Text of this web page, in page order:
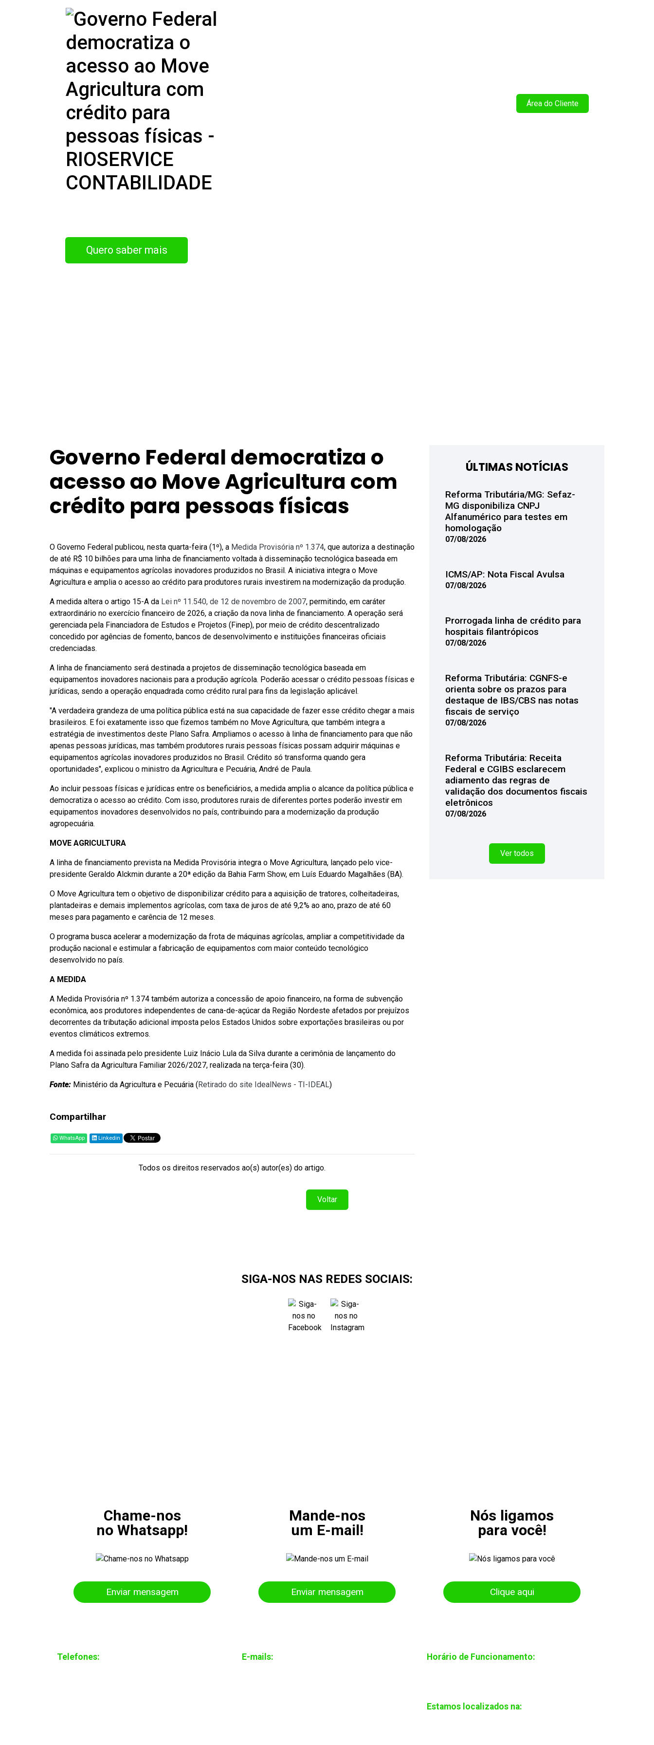
Área do Cliente
Contabilidade especializada
para Representantes Comerciais
Quero saber mais
Governo Federal democratiza o
acesso ao Move Agricultura com
crédito para pessoas físicas
O Governo Federal publicou, nesta quarta-feira (1º), a Medida Provisória nº 1.374, que autoriza a destinação
de até R$ 10 bilhões para uma linha de financiamento voltada à disseminação tecnológica baseada em
máquinas e equipamentos agrícolas inovadores produzidos no Brasil. A iniciativa integra o Move
Agricultura e amplia o acesso ao crédito para produtores rurais investirem na modernização da produção.
A medida altera o artigo 15-A da Lei nº 11.540, de 12 de novembro de 2007, permitindo, em caráter
extraordinário no exercício financeiro de 2026, a criação da nova linha de financiamento. A operação será
gerenciada pela Financiadora de Estudos e Projetos (Finep), por meio de crédito descentralizado
concedido por agências de fomento, bancos de desenvolvimento e instituições financeiras oficiais
credenciadas.
A linha de financiamento será destinada a projetos de disseminação tecnológica baseada em
equipamentos inovadores nacionais para a produção agrícola. Poderão acessar o crédito pessoas físicas e
jurídicas, sendo a operação enquadrada como crédito rural para fins da legislação aplicável.
"A verdadeira grandeza de uma política pública está na sua capacidade de fazer esse crédito chegar a mais
brasileiros. E foi exatamente isso que fizemos também no Move Agricultura, que também integra a
estratégia de investimentos deste Plano Safra. Ampliamos o acesso à linha de financiamento para que não
apenas pessoas jurídicas, mas também produtores rurais pessoas físicas possam adquirir máquinas e
equipamentos agrícolas inovadores produzidos no Brasil. Crédito só transforma quando gera
oportunidades", explicou o ministro da Agricultura e Pecuária, André de Paula.
Ao incluir pessoas físicas e jurídicas entre os beneficiários, a medida amplia o alcance da política pública e
democratiza o acesso ao crédito. Com isso, produtores rurais de diferentes portes poderão investir em
equipamentos inovadores desenvolvidos no país, contribuindo para a modernização da produção
agropecuária.
MOVE AGRICULTURA
A linha de financiamento prevista na Medida Provisória integra o Move Agricultura, lançado pelo vice-
presidente Geraldo Alckmin durante a 20ª edição da Bahia Farm Show, em Luís Eduardo Magalhães (BA).
O Move Agricultura tem o objetivo de disponibilizar crédito para a aquisição de tratores, colheitadeiras,
plantadeiras e demais implementos agrícolas, com taxa de juros de até 9,2% ao ano, prazo de até 60
meses para pagamento e carência de 12 meses.
O programa busca acelerar a modernização da frota de máquinas agrícolas, ampliar a competitividade da
produção nacional e estimular a fabricação de equipamentos com maior conteúdo tecnológico
desenvolvido no país.
A MEDIDA
A Medida Provisória nº 1.374 também autoriza a concessão de apoio financeiro, na forma de subvenção
econômica, aos produtores independentes de cana-de-açúcar da Região Nordeste afetados por prejuízos
decorrentes da tributação adicional imposta pelos Estados Unidos sobre exportações brasileiras ou por
eventos climáticos extremos.
A medida foi assinada pelo presidente Luiz Inácio Lula da Silva durante a cerimônia de lançamento do
Plano Safra da Agricultura Familiar 2026/2027, realizada na terça-feira (30).
Fonte: Ministério da Agricultura e Pecuária (Retirado do site IdealNews - TI-IDEAL)
Compartilhar
WhatsApp Linkedin
Todos os direitos reservados ao(s) autor(es) do artigo.
ÚLTIMAS NOTÍCIAS
Reforma Tributária/MG: Sefaz-
MG disponibiliza CNPJ
Alfanumérico para testes em
homologação
07/08/2026
ICMS/AP: Nota Fiscal Avulsa
07/08/2026
Prorrogada linha de crédito para
hospitais filantrópicos
07/08/2026
Reforma Tributária: CGNFS-e
orienta sobre os prazos para
destaque de IBS/CBS nas notas
fiscais de serviço
07/08/2026
Reforma Tributária: Receita
Federal e CGIBS esclarecem
adiamento das regras de
validação dos documentos fiscais
eletrônicos
07/08/2026
Ver todos
Voltar
SIGA-NOS NAS REDES SOCIAIS:
Chame-nos
no Whatsapp!
Enviar mensagem
Mande-nos
um E-mail!
Enviar mensagem
Nós ligamos
para você!
Clique aqui
Telefones: E-mails: Horário de Funcionamento:
Estamos localizados na: